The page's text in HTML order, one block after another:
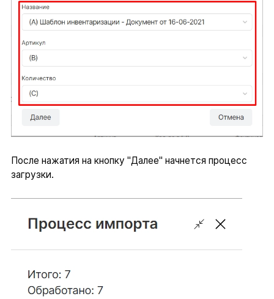
После нажатия на кнопку "Далее" начнется процесс
загрузки.